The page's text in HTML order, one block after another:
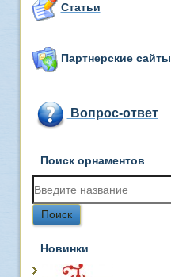
Статьи
Партнерские сайты
Вопрос-ответ
Поиск орнаментов
Новинки